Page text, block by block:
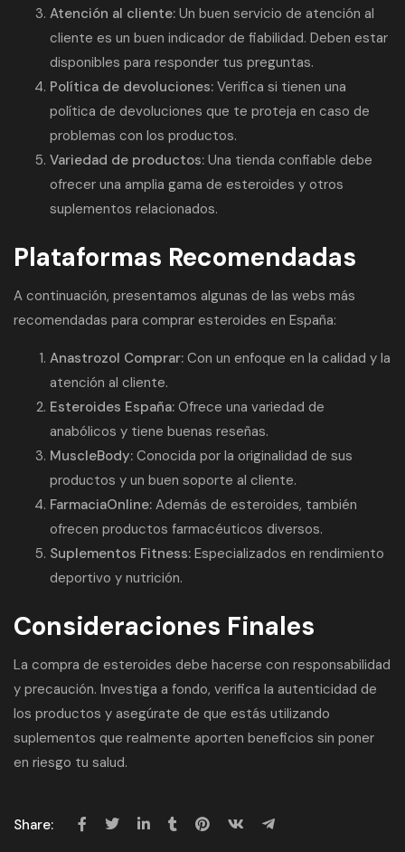
Atención al cliente: Un buen servicio de atención al
cliente es un buen indicador de fiabilidad. Deben estar
disponibles para responder tus preguntas.
Política de devoluciones: Verifica si tienen una
política de devoluciones que te proteja en caso de
problemas con los productos.
Variedad de productos: Una tienda confiable debe
ofrecer una amplia gama de esteroides y otros
suplementos relacionados.
Plataformas Recomendadas
A continuación, presentamos algunas de las webs más
recomendadas para comprar esteroides en España:
Anastrozol Comprar: Con un enfoque en la calidad y la
atención al cliente.
Esteroides España: Ofrece una variedad de
anabólicos y tiene buenas reseñas.
MuscleBody: Conocida por la originalidad de sus
productos y un buen soporte al cliente.
FarmaciaOnline: Además de esteroides, también
ofrecen productos farmacéuticos diversos.
Suplementos Fitness: Especializados en rendimiento
deportivo y nutrición.
Consideraciones Finales
La compra de esteroides debe hacerse con responsabilidad
y precaución. Investiga a fondo, verifica la autenticidad de
los productos y asegúrate de que estás utilizando
suplementos que realmente aporten beneficios sin poner
en riesgo tu salud.
Share: